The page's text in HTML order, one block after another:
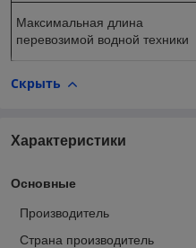
Максимальная длина
перевозимой водной техники
Скрыть
Характеристики
Основные
Производитель
Страна производитель